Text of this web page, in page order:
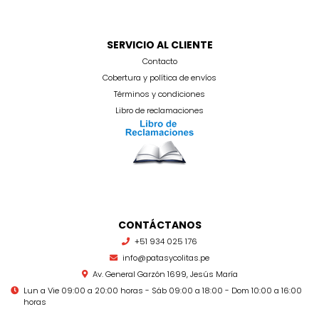
SERVICIO AL CLIENTE
Contacto
Cobertura y política de envíos
Términos y condiciones
Libro de reclamaciones
CONTÁCTANOS
+51 934 025 176
info@patasycolitas.pe
Av. General Garzón 1699, Jesús María
Lun a Vie 09:00 a 20:00 horas - Sáb 09:00 a 18:00 - Dom 10:00 a 16:00
horas